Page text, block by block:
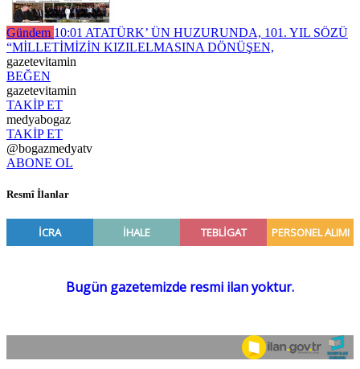
Gündem 10:01 ATATÜRK’ ÜN HUZURUNDA, 101. YIL SÖZÜ
“MİLLETİMİZİN KIZILELMASINA DÖNÜŞEN,
gazetevitamin
BEĞEN
gazetevitamin
TAKİP ET
medyabogaz
TAKİP ET
@bogazmedyatv
ABONE OL
Resmî İlanlar